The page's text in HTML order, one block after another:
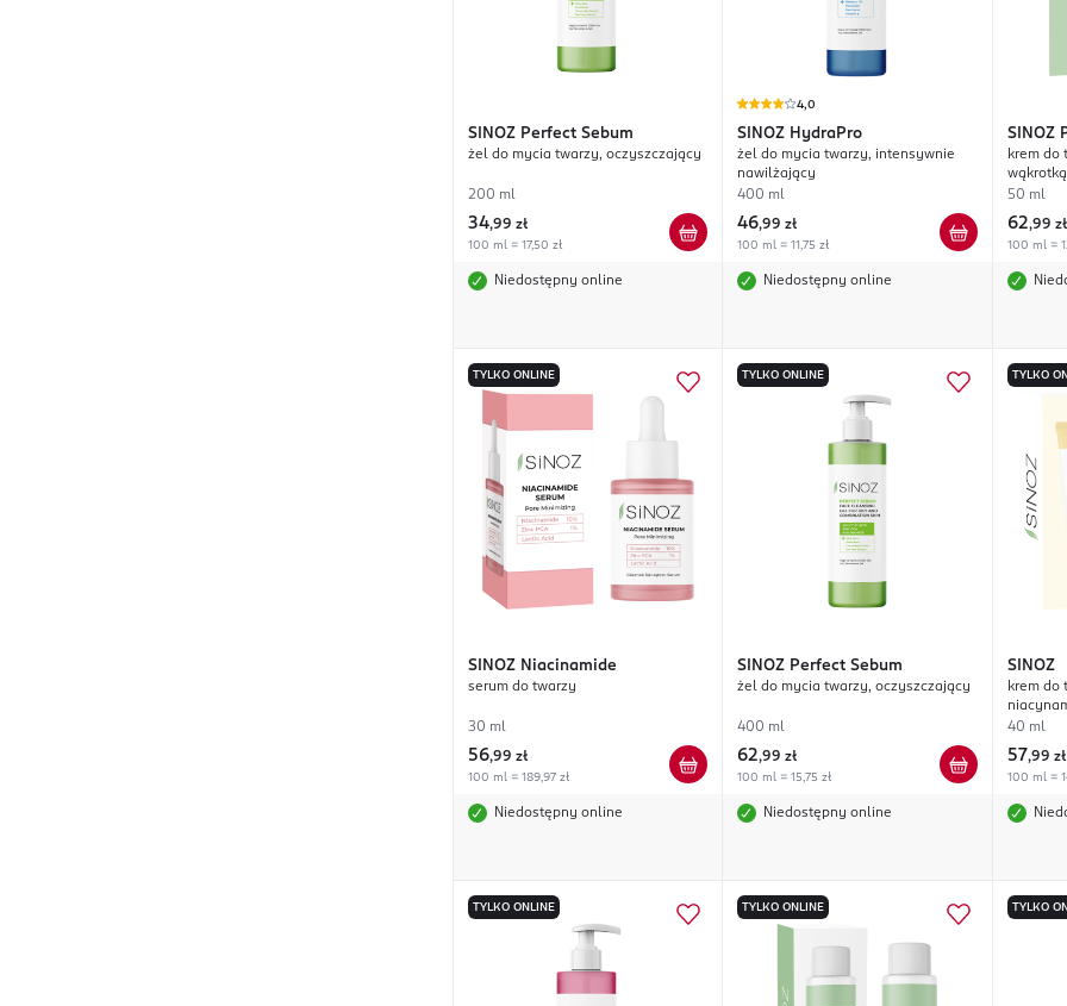
SINOZ Perfect Sebum
żel do mycia twarzy, oczyszczający
200 ml
34,99 zł
100 ml = 17,50 zł
Niedostępny online
4,0
SINOZ HydraPro
żel do mycia twarzy, intensywnie
nawilżający
400 ml
46,99 zł
100 ml = 11,75 zł
Niedostępny online
SINOZ
krem do
50 ml
62,99 zł
100 ml =
TYLKO ONLINE
SINOZ Niacinamide
serum do twarzy
30 ml
56,99 zł
100 ml = 189,97 zł
Niedostępny online
TYLKO ONLINE
SINOZ Perfect Sebum
żel do mycia twarzy, oczyszczający
400 ml
62,99 zł
100 ml = 15,75 zł
Niedostępny online
TYLKO
SINOZ
krem do
40 ml
57,99 zł
100 ml =
TYLKO ONLINE TYLKO ONLINE TYLKO